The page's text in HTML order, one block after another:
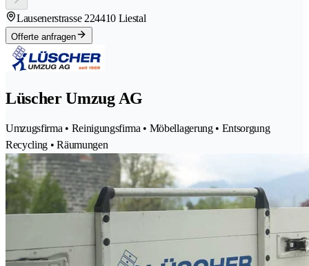
Lausenerstrasse 224410 Liestal
Offerte anfragen
Lüscher Umzug AG
Umzugsfirma • Reinigungsfirma • Möbellagerung • Entsorgung
Recycling • Räumungen